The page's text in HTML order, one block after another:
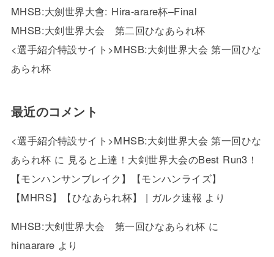
MHSB:大劍世界大會: Hira-arare杯–Final
MHSB:大剣世界大会 第二回ひなあられ杯
<選手紹介特設サイト>MHSB:大剣世界大会 第一回ひな
あられ杯
最近のコメント
<選手紹介特設サイト>MHSB:大剣世界大会 第一回ひな
あられ杯 に 見ると上達！大剣世界大会のBest Run3！
【モンハンサンブレイク】【モンハンライズ】
【MHRS】【ひなあられ杯】 | ガルク速報 より
MHSB:大剣世界大会 第一回ひなあられ杯 に
hinaarare より